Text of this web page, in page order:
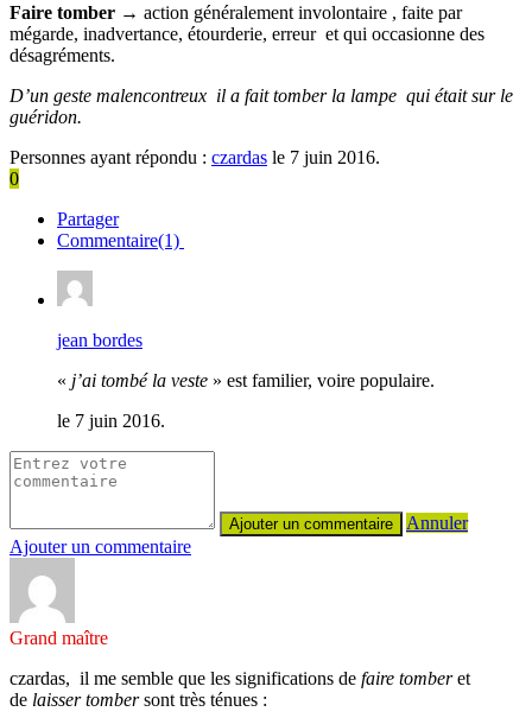
Faire tomber → action généralement involontaire , faite par
mégarde, inadvertance, étourderie, erreur et qui occasionne des
désagréments.
D’un geste malencontreux il a fait tomber la lampe qui était sur le
guéridon.
Personnes ayant répondu : czardas le 7 juin 2016.
0
Partager
Commentaire(1)
jean bordes
« j’ai tombé la veste » est familier, voire populaire.
le 7 juin 2016.
Annuler
Ajouter un commentaire
Grand maître
czardas, il me semble que les significations de faire tomberet
de laisser tombersont très ténues :